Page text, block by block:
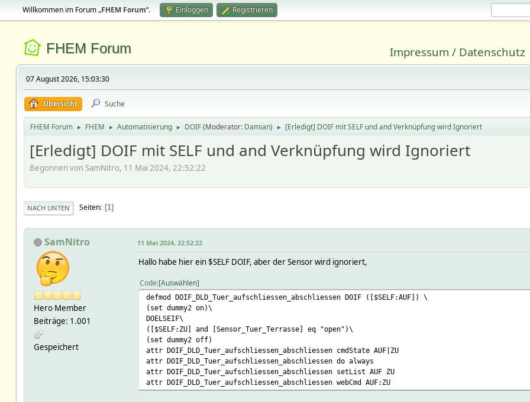
Willkommen im Forum „FHEM Forum“. Einloggen Registrieren
FHEM Forum Impressum / Datenschutz
07 August 2026, 15:03:30
Übersicht Suche
FHEM Forum ► FHEM ► Automatisierung ► DOIF(Moderator: Damian) ► [Erledigt] DOIF mit SELF und and Verknüpfung wird Ignoriert
[Erledigt] DOIF mit SELF und and Verknüpfung wird Ignoriert
Begonnen von SamNitro, 11 Mai 2024, 22:52:22
NACH UNTEN Seiten 1
SamNitro
Hero Member
Beiträge: 1.001
Gespeichert
11 Mai 2024, 22:52:22
Hallo habe hier ein $SELF DOIF, aber der Sensor wird ignoriert,
Code Auswählen
defmod DOIF_DLD_Tuer_aufschliessen_abschliessen DOIF ([$SELF:AUF]) \
(set dummy2 on)\
DOELSEIF\
([$SELF:ZU] and [Sensor_Tuer_Terrasse] eq "open")\
(set dummy2 off)
attr DOIF_DLD_Tuer_aufschliessen_abschliessen cmdState AUF|ZU
attr DOIF_DLD_Tuer_aufschliessen_abschliessen do always
attr DOIF_DLD_Tuer_aufschliessen_abschliessen setList AUF ZU
attr DOIF_DLD_Tuer_aufschliessen_abschliessen webCmd AUF:ZU